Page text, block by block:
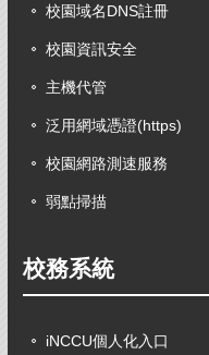
校園域名DNS註冊
校園資訊安全
主機代管
泛用網域憑證(https)
校園網路測速服務
弱點掃描
校務系統
iNCCU個人化入口